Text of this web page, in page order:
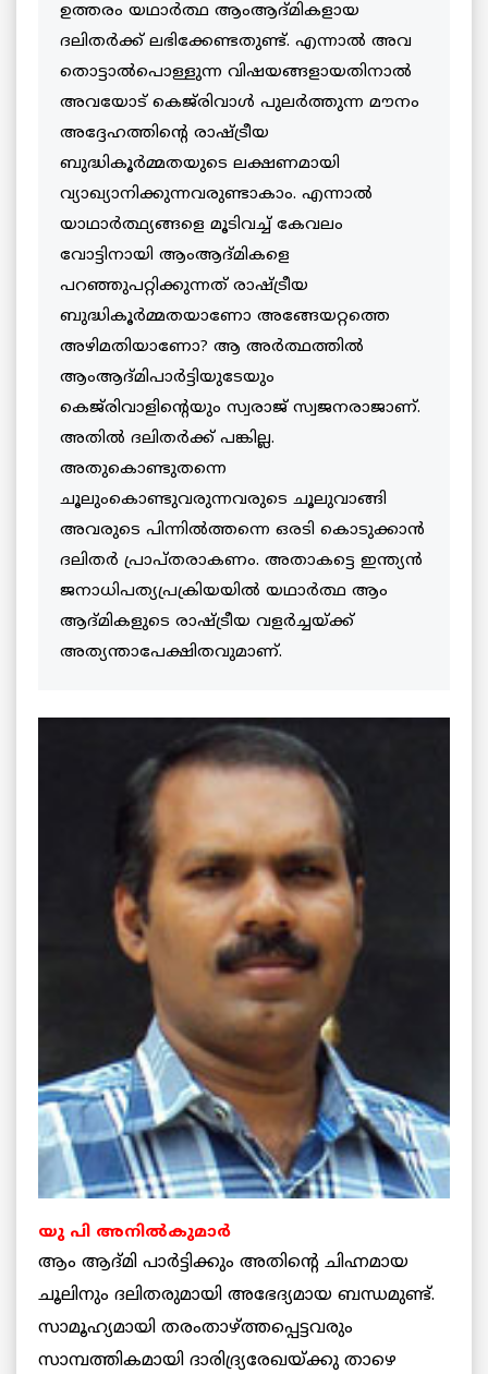
ഉത്തരം യഥാര്‍ത്ഥ ആംആദ്മികളായ
ദലിതര്‍ക്ക് ലഭിക്കേണ്ടതുണ്ട്. എന്നാല്‍ അവ
തൊട്ടാല്‍പൊള്ളുന്ന വിഷയങ്ങളായതിനാല്‍
അവയോട് കെജ്‌രിവാള്‍ പുലര്‍ത്തുന്ന മൗനം
അദ്ദേഹത്തിന്റെ രാഷ്ട്രീയ
ബുദ്ധികൂര്‍മ്മതയുടെ ലക്ഷണമായി
വ്യാഖ്യാനിക്കുന്നവരുണ്ടാകാം. എന്നാല്‍
യാഥാര്‍ത്ഥ്യങ്ങളെ മൂടിവച്ച് കേവലം
വോട്ടിനായി ആംആദ്മികളെ
പറഞ്ഞുപറ്റിക്കുന്നത് രാഷ്ട്രീയ
ബുദ്ധികൂര്‍മ്മതയാണോ അങ്ങേയറ്റത്തെ
അഴിമതിയാണോ? ആ അര്‍ത്ഥത്തില്‍
ആംആദ്മിപാര്‍ട്ടിയുടേയും
കെജ്‌രിവാളിന്റെയും സ്വരാജ് സ്വജനരാജാണ്.
അതില്‍ ദലിതര്‍ക്ക് പങ്കില്ല.
അതുകൊണ്ടുതന്നെ
ചൂലുംകൊണ്ടുവരുന്നവരുടെ ചൂലുവാങ്ങി
അവരുടെ പിന്നില്‍ത്തന്നെ ഒരടി കൊടുക്കാന്‍
ദലിതര്‍ പ്രാപ്തരാകണം. അതാകട്ടെ ഇന്ത്യന്‍
ജനാധിപത്യപ്രക്രിയയില്‍ യഥാര്‍ത്ഥ ആം
ആദ്മികളുടെ രാഷ്ട്രീയ വളര്‍ച്ചയ്ക്ക്
അത്യന്താപേക്ഷിതവുമാണ്.
യു പി അനിൽകുമാർ
ആം ആദ്മി പാര്‍ട്ടിക്കും അതിന്റെ ചിഹ്നമായ
ചൂലിനും ദലിതരുമായി അഭേദ്യമായ ബന്ധമുണ്ട്.
സാമൂഹ്യമായി തരംതാഴ്ത്തപ്പെട്ടവരും
സാമ്പത്തികമായി ദാരിദ്ര്യരേഖയ്ക്കു താഴെ